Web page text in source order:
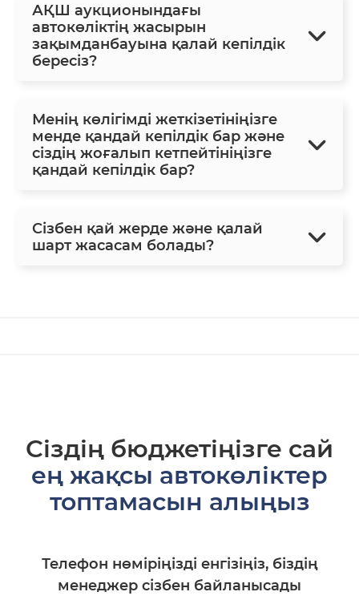
АҚШ аукционындағы
автокөліктің жасырын
зақымданбауына қалай кепілдік
бересіз?
Менің көлігімді жеткізетініңізге
менде қандай кепілдік бар және
сіздің жоғалып кетпейтініңізге
қандай кепілдік бар?
Сізбен қай жерде және қалай
шарт жасасам болады?
Сіздің бюджетіңізге сай
ең жақсы автокөліктер
топтамасын алыңыз
Телефон нөміріңізді енгізіңіз, біздің
менеджер сізбен байланысады